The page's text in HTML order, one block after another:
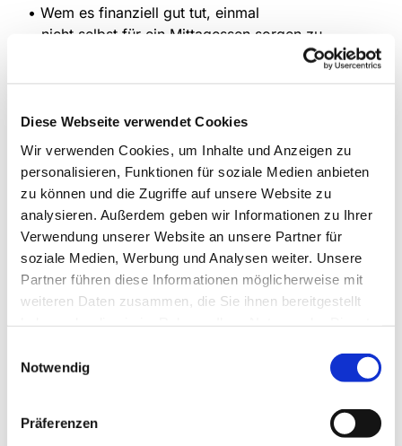
Diese Webseite verwendet Cookies
Wir verwenden Cookies, um Inhalte und Anzeigen zu
personalisieren, Funktionen für soziale Medien anbieten
zu können und die Zugriffe auf unsere Website zu
analysieren. Außerdem geben wir Informationen zu Ihrer
Verwendung unserer Website an unsere Partner für
soziale Medien, Werbung und Analysen weiter. Unsere
Partner führen diese Informationen möglicherweise mit
weiteren Daten zusammen, die Sie ihnen bereitgestellt
Notwendig
Präferenzen
• Wem es finanziell gut tut, einmal
nicht selbst für ein Mittagessen sorgen zu
wo? Luther-Haus
Kontakt : Bärbel Deifuß (Tel: 02307 / 390 33)